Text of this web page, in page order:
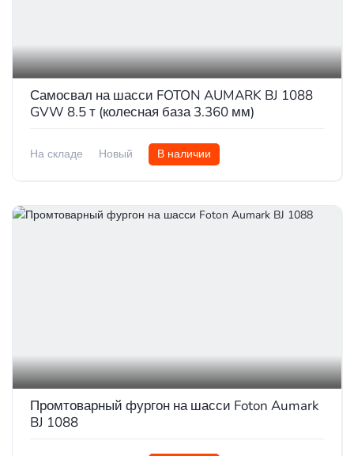
Самосвал на шасси FOTON AUMARK BJ 1088
GVW 8.5 т (колесная база 3.360 мм)
На складе Новый В наличии
Промтоварный фургон на шасси Foton Aumark
BJ 1088